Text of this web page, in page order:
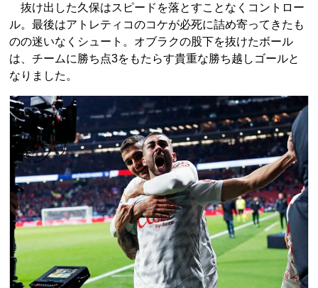
抜け出した久保はスピードを落とすことなくコントロー
ル。最後はアトレティコのコケが必死に詰め寄ってきたも
のの迷いなくシュート。オブラクの股下を抜けたボール
は、チームに勝ち点3をもたらす貴重な勝ち越しゴールと
なりました。